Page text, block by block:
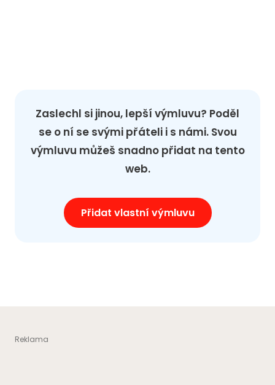
Zaslechl si jinou, lepší výmluvu? Poděl
se o ní se svými přáteli i s námi. Svou
výmluvu můžeš snadno přidat na tento
web.
Přidat vlastní výmluvu